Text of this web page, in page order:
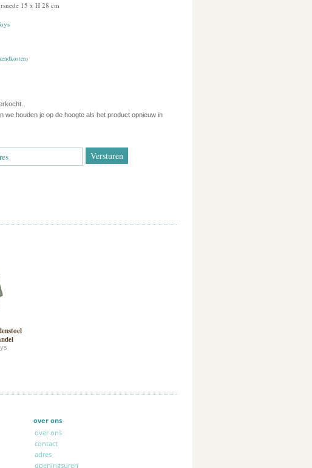
15 x H 28 cm
)
we houden je op de hoogte als het product opnieuw in
over ons
over ons
contact
adres
openingsuren